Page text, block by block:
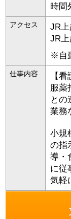
時間
アクセス
JR
JR
※自
仕事内容
【看
服薬
との
業務
小規
の指
導・
に従
気軽